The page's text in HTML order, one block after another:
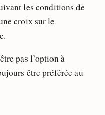
les conditions de
croix sur le
pas l’option à
être préférée au